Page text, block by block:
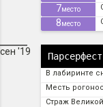
сен '19
7место
8место
В лабиринте
Месть
Страж